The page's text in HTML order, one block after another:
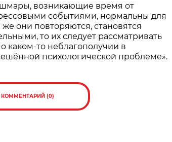
возникающие время от
событиями, нормальны для
они повторяются, становятся
то их следует рассматривать
каком-то неблагополучии в
психологической проблеме».
КОММЕНТАРИЙ (0)